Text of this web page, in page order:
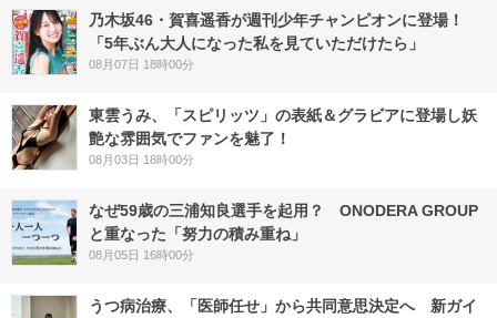
乃木坂46・賀喜遥香が週刊少年チャンピオンに登場！
「5年ぶん大人になった私を見ていただけたら」
08月07日 18時00分
東雲うみ、「スピリッツ」の表紙＆グラビアに登場し妖
艶な雰囲気でファンを魅了！
08月03日 18時00分
なぜ59歳の三浦知良選手を起用？ ONODERA GROUP
と重なった「努力の積み重ね」
08月05日 16時00分
うつ病治療、「医師任せ」から共同意思決定へ 新ガイ